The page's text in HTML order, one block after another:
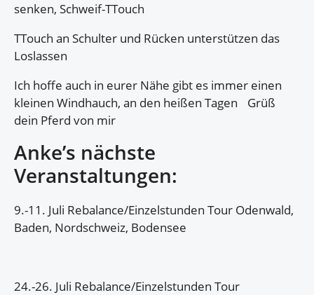
senken, Schweif-TTouch
TTouch an Schulter und Rücken unterstützen das
Loslassen
Ich hoffe auch in eurer Nähe gibt es immer einen
kleinen Windhauch, an den heißen Tagen Grüß
dein Pferd von mir
Anke’s nächste
Veranstaltungen:
9.-11. Juli Rebalance/Einzelstunden Tour Odenwald,
Baden, Nordschweiz, Bodensee
24.-26. Juli Rebalance/Einzelstunden Tour